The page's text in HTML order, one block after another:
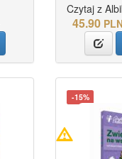
Czytaj z
45.90
-15%